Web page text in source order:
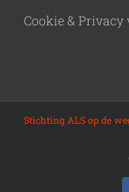
Cookie &
Stichting ALS op de